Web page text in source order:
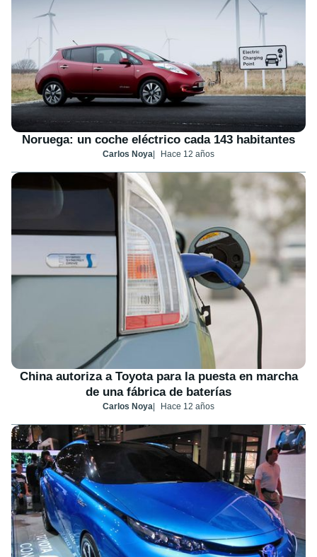
Noruega: un coche eléctrico cada 143 habitantes
Carlos Noya Hace 12 años
China autoriza a Toyota para la puesta en marcha
de una fábrica de baterías
Carlos Noya Hace 12 años